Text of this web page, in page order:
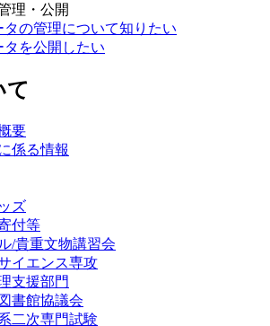
理・公開
タの管理について知りたい
タを公開したい
て
要
係る情報
ズ
付等
/貴重文物講習会
イエンス専攻
支援部門
書館協議会
二次専門試験